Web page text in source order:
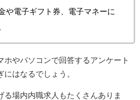
や電子ギフト券、電子マネーに
ホやパソコンで回答するアンケート
はなるでしょう。
る場内内職求人もたくさんありま